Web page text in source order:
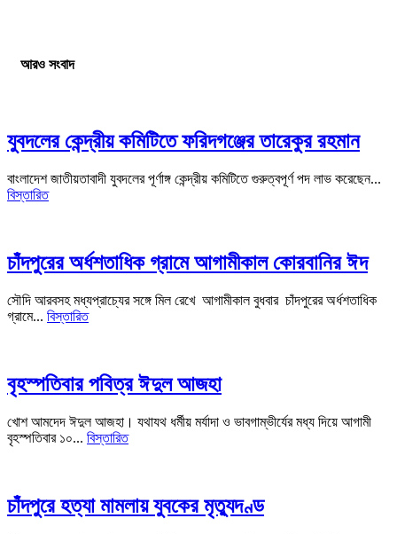
আরও সংবাদ
যুবদলের কেন্দ্রীয় কমিটিতে ফরিদগঞ্জের তারেকুর রহমান
বাংলাদেশ জাতীয়তাবাদী যুবদলের পূর্ণাঙ্গ কেন্দ্রীয় কমিটিতে গুরুত্বপূর্ণ পদ লাভ করেছেন...
বিস্তারিত
চাঁদপুরের অর্ধশতাধিক গ্রামে আগামীকাল কোরবানির ঈদ
সৌদি আরবসহ মধ্যপ্রাচ্যের সঙ্গে মিল রেখে আগামীকাল বুধবার চাঁদপুরের অর্ধশতাধিক
গ্রামে... বিস্তারিত
বৃহস্পতিবার পবিত্র ঈদুল আজহা
খোশ আমদেদ ঈদুল আজহা। যথাযথ ধর্মীয় মর্যাদা ও ভাবগাম্ভীর্যের মধ্য দিয়ে আগামী
বৃহস্পতিবার ১০... বিস্তারিত
চাঁদপুরে হত্যা মামলায় যুবকের মৃত্যুদণ্ড